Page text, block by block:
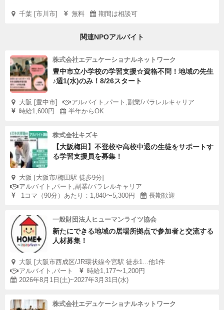
千葉 [市川市] 無料 期間は相談可
関連NPOアルバイト
株式会社エデュケーショナルネットワーク
豊中市立小学校の学習支援☆資格不問！地域の先生
♪週1(水)のみ！8/26スタート
大阪 [豊中市]
アルバイト,パート,副業/パラレルキャリア
時給1,600円
半年からOK
株式会社キズキ
【大阪梅田】不登校や高校中退の生徒をサポートす
る学習支援員を募集！
大阪 [大阪市/梅田駅 徒歩9分]
アルバイト,パート,副業/パラレルキャリア
1コマ（90分）あたり：1,840〜5,300円
長期歓迎
一般財団法人ヒューマンライツ協会
新たにできる地域の居場所拠点で参加者と交流する
人材募集！
大阪 [大阪市西成区/JR環状線今宮駅 徒歩1...他1件
アルバイト,パート
時給1,177〜1,200円
2026年8月1日(土)~2027年3月31日(水)
株式会社エデュケーショナルネットワーク